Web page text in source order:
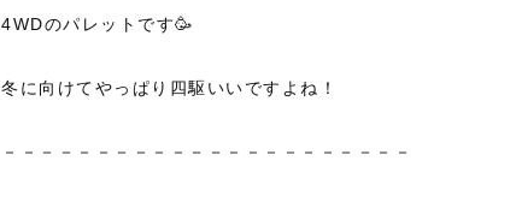
4WDのパレットです🥳
冬に向けてやっぱり四駆いいですよね！
－－－－－－－－－－－－－－－－－－－－－－